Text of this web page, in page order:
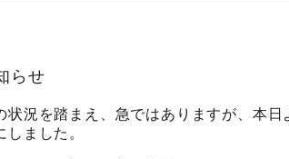
らせ
状況を踏まえ、急ではありますが、本
ました。